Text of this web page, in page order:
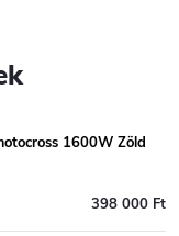
1600W Zöld
398 000 Ft